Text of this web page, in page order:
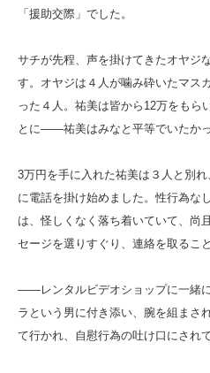
「援助交際」でした。
サチが先程、声を掛けてきたオヤジ
す。オヤジは４人が噛み砕いたマス
った４人。祐美は皆から12万をもら
とに――祐美はみなと平等でいたかっ
3万円を手に入れた祐美は３人と別
に電話を掛け始めました。性行為な
は、怪しくなく落ち着いていて、尚
セージを選りすぐり、連絡を取るこ
――レンタルビデオショップに一緒
ラという男に付き添い、腕を組まさ
て行かれ、自慰行為の吐け口にされ